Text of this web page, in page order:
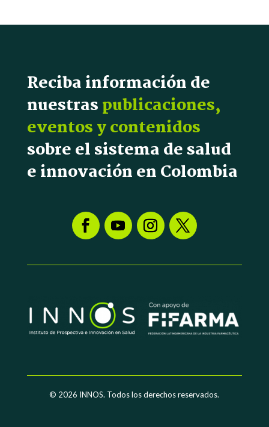
Reciba información de
nuestraspublicaciones,
eventos y contenidos
sobre el sistema de salud
e innovación en Colombia
© 2026 INNOS. Todos los derechos reservados.